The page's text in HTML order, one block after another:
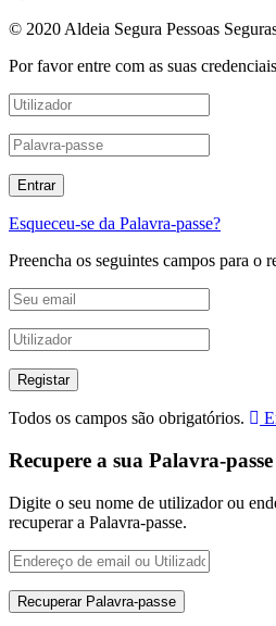
© 2020 Aldeia Segura Pessoas
Por favor entre com as suas
Esqueceu-se da Palavra-passe?
Preencha os seguintes campos para o
Todos os campos são obrigatórios.
Recupere a sua Palavra-passe
Digite o seu nome de utilizador ou
recuperar a Palavra-passe.